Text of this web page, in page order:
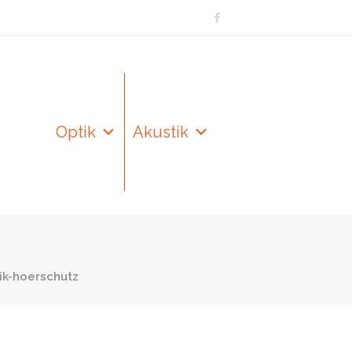
Optik Akustik
hoerschutz